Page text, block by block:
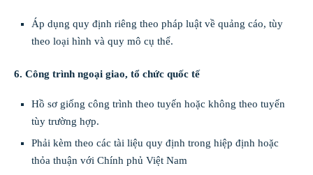
Áp dụng quy định riêng theo pháp luật về quảng cáo, tùy
theo loại hình và quy mô cụ thể.
6. Công trình ngoại giao, tổ chức quốc tế
Hồ sơ giống công trình theo tuyến hoặc không theo tuyến
tùy trường hợp.
Phải kèm theo các tài liệu quy định trong hiệp định hoặc
thỏa thuận với Chính phủ Việt Nam